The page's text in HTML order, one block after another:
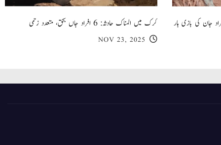
گھر کی چھت گرنے کا سانحہ: 5 افراد جان کی بازی ہار
کرک میں المناک حادثہ: 6 افراد جاں بحق، متعدد زخمی
NOV 23, 2025